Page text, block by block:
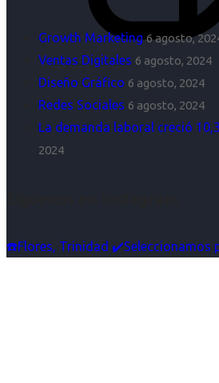
Growth Marketing 6 agosto,
Ventas Digitales 6 agosto, 2024
Diseño Gráfico 6 agosto, 2024
Redes Sociales 6 agosto, 2024
La demanda laboral creció
2024
☎️Flores, Trinidad ✔️Seleccionamos